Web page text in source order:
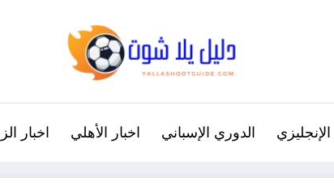
الدوري الإسباني اخبار الأهلي اخبار